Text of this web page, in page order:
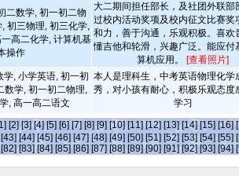
二数学, 初一初二物
初三物理, 初三化学,
高二化学, 计算机基
操作
大二期间担任部长，及社团外联部
过校内活动奖项及校内征文比赛奖
和力，善于沟通，乐观积极。喜欢
懂吉他和轮滑，兴趣广泛。能应付
算机应用。 [查看照片]
学, 小学英语, 初一初
数学, 初一初二物理,
, 高一高二语文
本人是理科生，中考英语物理化学
秀，对小孩有耐心，积极乐观态度
学习
[2] [3] [4] [5] [6] [7] [8] [9] [10] [11] [12] [13] [14] [15] [16]
[43] [44] [45] [46] [47] [48] [49] [50] [51] [52] [53] [54] [55]
[82] [83] [84] [85] [86] [87] [88] [89] [90] [91] [92] [93] [94]